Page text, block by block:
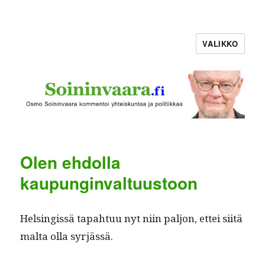
VALIKKO
Olen ehdolla
kaupunginvaltuustoon
Helsingis­sä tapah­tuu nyt niin paljon, ettei siitä
mal­ta olla syrjässä.